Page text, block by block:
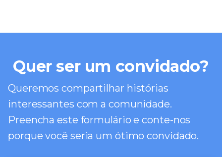
Quer ser um convidado?
Queremos compartilhar histórias
interessantes com a comunidade.
Preencha este formulário e conte-nos
porque você seria um ótimo convidado.